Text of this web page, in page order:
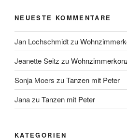
NEUESTE KOMMENTARE
Jan Lochschmidtzu
Jeanette Seitz zu
Sonja Moers zuTanzen mit Peter
JanazuTanzen mit Peter
KATEGORIEN